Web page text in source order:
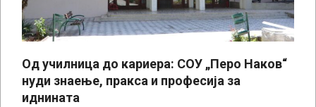
Од училница до кариера: СОУ „Перо Наков“
нуди знаење, пракса и професија за
иднината